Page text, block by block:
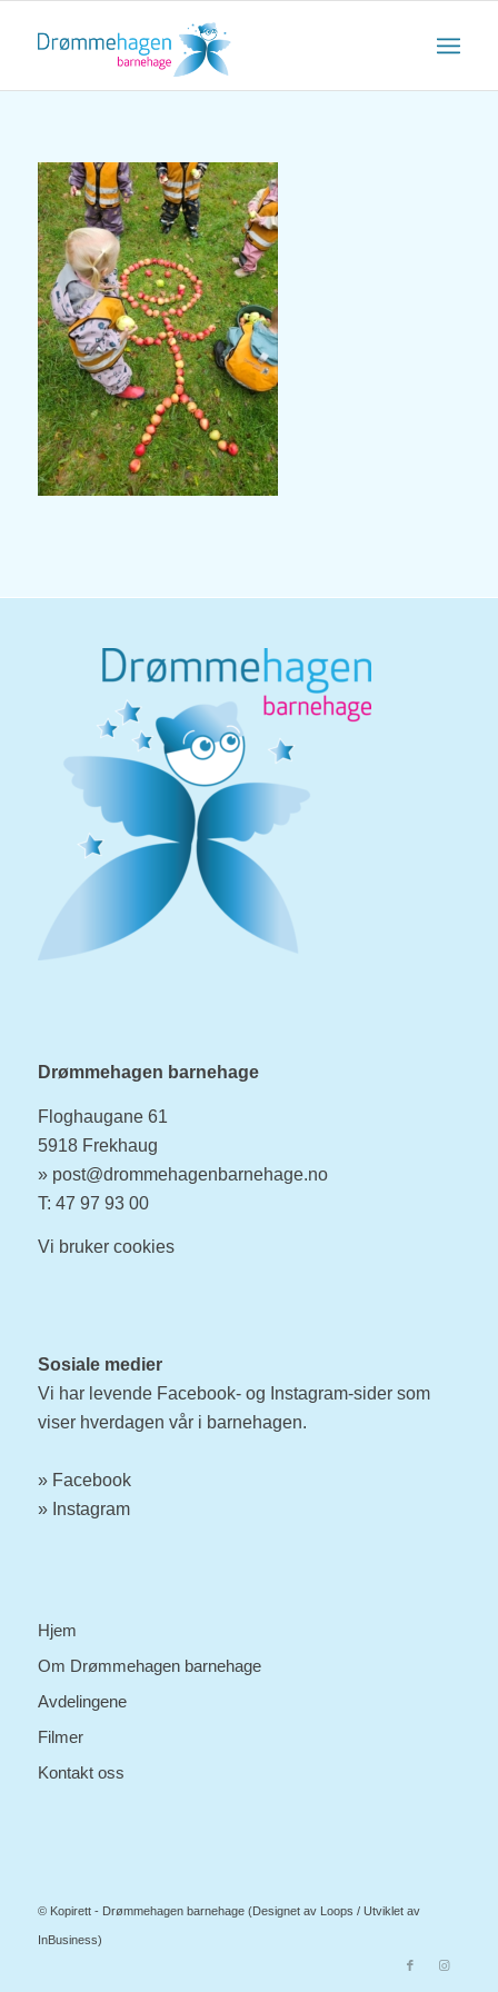
Drømmehagen barnehage
Floghaugane 61
5918 Frekhaug
» post@drommehagenbarnehage.no
T: 47 97 93 00
Vi bruker cookies
Sosiale medier
Vi har levende Facebook- og Instagram-sider som
viser hverdagen vår i barnehagen.
» Facebook
» Instagram
Hjem
Om Drømmehagen barnehage
Avdelingene
Filmer
Kontakt oss
© Kopirett - Drømmehagen barnehage (Designet av Loops / Utviklet av
InBusiness)